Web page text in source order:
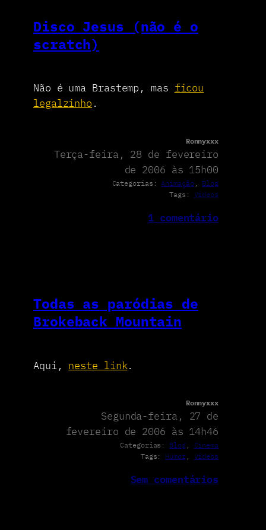
Disco Jesus (não é o
scratch)
Não é uma Brastemp, mas ficou
legalzinho .
Ronnyxxx
Terça-feira, 28 de fevereiro
de 2006 às 15h00
Categorias: Animação, Blog
Tags: Vídeos
1 comentário
Todas as paródias de
Brokeback Mountain
Aqui, neste link.
Ronnyxxx
Segunda-feira, 27 de
fevereiro de 2006 às 14h46
Categorias: Blog, Cinema
Tags: Humor, Vídeos
Sem comentários